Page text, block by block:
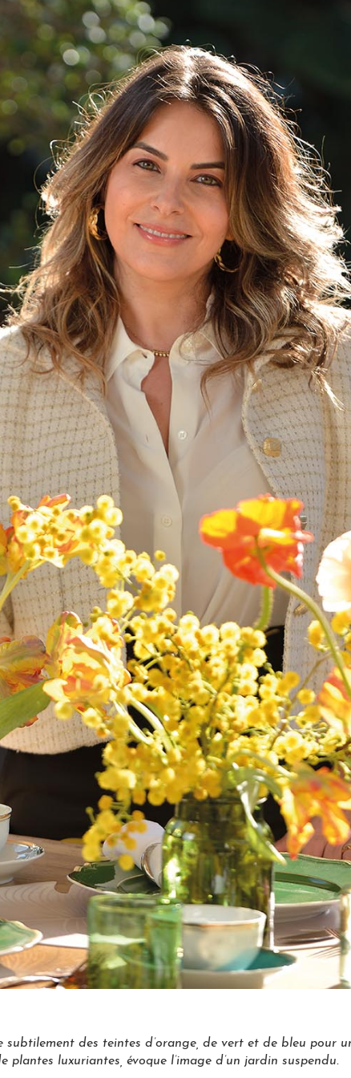
subtilement des teintes d’orange, de vert et de bleu pour
luxuriantes, évoque l’image d’un jardin suspendu.